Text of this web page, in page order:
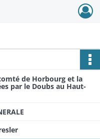
- Colmar
de Horbourg et la
par le Doubs au Haut-